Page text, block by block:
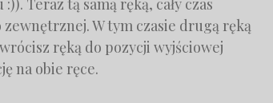
Teraz tą samą ręką, cały czas
W tym czasie drugą ręką
ręką do pozycji wyjściowej
na obie ręce.